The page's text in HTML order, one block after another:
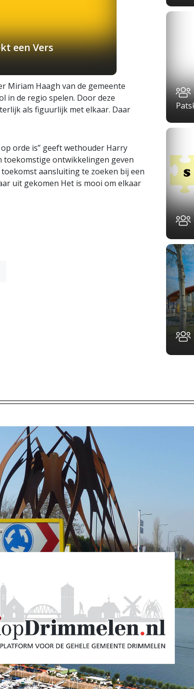
een Vers
Miriam Haagh van de gemeente
in de regio spelen. Door deze
als figuurlijk met elkaar. Daar
orde is” geeft wethouder Harry
toekomstige ontwikkelingen geven
aansluiting te zoeken bij een
uit gekomen Het is mooi om elkaar